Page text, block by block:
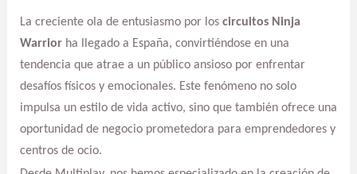
La creciente ola de entusiasmo por los circuitos Ninja
Warriorha llegado a España, convirtiéndose en una
tendencia que atrae a un público ansioso por enfrentar
desafíos físicos y emocionales. Este fenómeno no solo
impulsa un estilo de vida activo, sino que también ofrece una
oportunidad de negocio prometedora para emprendedores y
centros de ocio.